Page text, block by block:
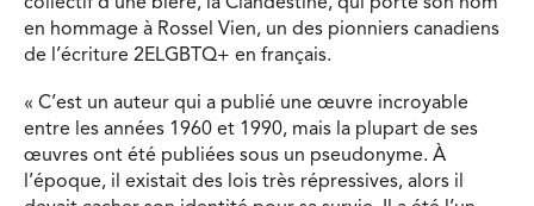
collectif d’une bière, la Clandestine, qui porte son nom
en hommage à Rossel Vien, un des pionniers canadiens
de l’écriture 2ELGBTQ+ en français.
« C’est un auteur qui a publié une œuvre incroyable
entre les années 1960 et 1990, mais la plupart de ses
œuvres ont été publiées sous un pseudonyme. À
l’époque, il existait des lois très répressives, alors il